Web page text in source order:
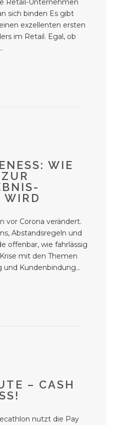
Retail-Unternehmen
sich binden Es gibt
exzellenten ersten
im Retail. Egal, ob
WIE
WIRD
vor Corona verändert.
Abstandsregeln und
offenbar, wie fahrlässig
mit den Themen
und Kundenbindung...
– CASH
nutzt die Pay